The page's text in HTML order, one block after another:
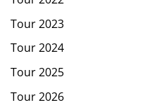
Tour 2023
Tour 2024
Tour 2025
Tour 2026